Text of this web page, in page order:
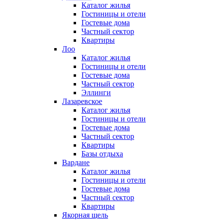
Каталог жилья
Гостиницы и отели
Гостевые дома
Частный сектор
Квартиры
Лоо
Каталог жилья
Гостиницы и отели
Гостевые дома
Частный сектор
Эллинги
Лазаревское
Каталог жилья
Гостиницы и отели
Гостевые дома
Частный сектор
Квартиры
Базы отдыха
Вардане
Каталог жилья
Гостиницы и отели
Гостевые дома
Частный сектор
Квартиры
Якорная щель